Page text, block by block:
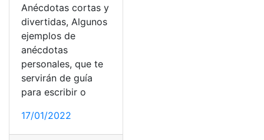
Anécdotas cortas y
divertidas, Algunos
ejemplos de
anécdotas
personales, que te
servirán de guía
para escribir o
17/01/2022